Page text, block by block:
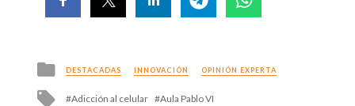
Posted
in
DESTACADAS INNOVACIÓN OPINIÓN EXPERTA
Tagged
Adicción al celular
Aula Pablo VI